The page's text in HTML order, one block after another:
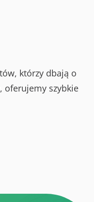
którzy dbają o
oferujemy szybkie